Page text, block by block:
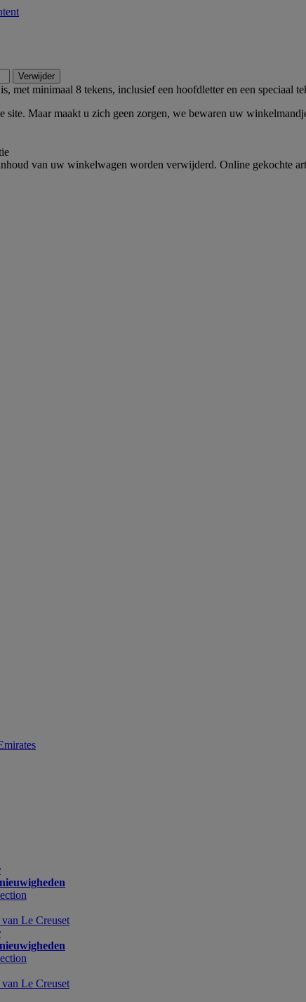
Verwijder
met minimaal 8 tekens, inclusief een hoofdletter en een speciaal
Maar maakt u zich geen zorgen, we bewaren uw
van uw winkelwagen worden verwijderd. Online gekochte
Le Creuset
Le Creuset